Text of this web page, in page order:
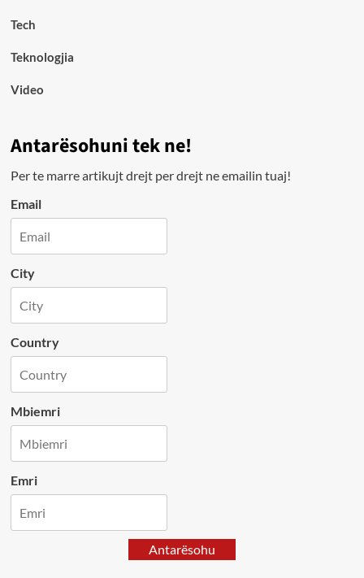
Tech
Teknologjia
Video
Antarësohuni tek ne!
Per te marre artikujt drejt per drejt ne emailin tuaj!
Email
City
Country
Mbiemri
Emri
Antarësohu